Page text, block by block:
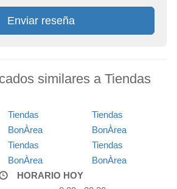
Enviar reseña
similares a Tiendas
Tiendas
BonÀrea
Tiendas
BonÀrea
Tiendas
BonÀrea
Tiendas
BonÀrea
HORARIO HOY